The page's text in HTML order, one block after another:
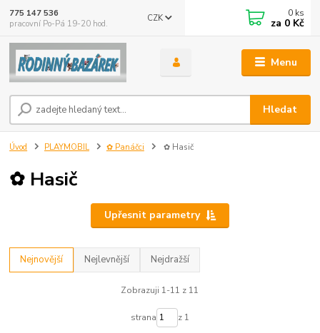
Menu
CZK
Hledat
775 147 536
pracovní Po-Pá 19-20 hod.
0 ks
za 0 Kč
Úvod PLAYMOBIL ✿ Panáčci ✿ Hasič
✿ Hasič
Upřesnit parametry
Nejnovější Nejlevnější Nejdražší
Zobrazuji 1-11 z 11
strana z 1